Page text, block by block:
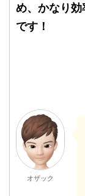
め、かなり
です！
オザック